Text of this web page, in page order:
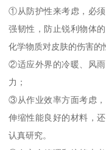
①从防护性来考虑，必
强韧性，防止锐利物体
化学物质对皮肤的伤害的
②适应外界的冷暖、风
力；
③从作业效率方面考虑
伸缩性能良好的材料，
认真研究。